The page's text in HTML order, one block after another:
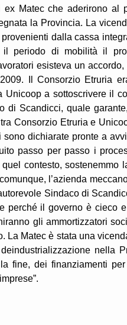
Matec che aderirono al
la Provincia. La
dalla cassa
il periodo di mobilità il
esisteva un
Il Consorzio Etruria
Unicoop a sottoscrivere il
di Scandicci, quale
Consorzio Etruria e
dichiarate pronte a
passo per passo i
contesto, sostenemmo
l’azienda
Sindaco di
perché il governo è cieco
gli ammortizzatori
La Matec è stata una
nella
fine, dei finanziamenti